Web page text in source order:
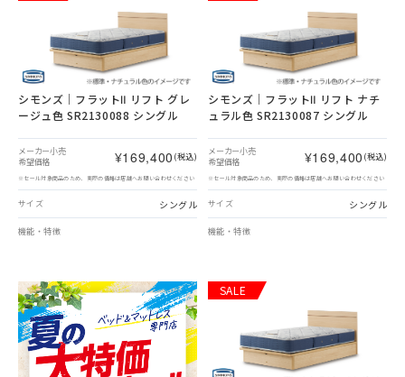
シモンズ｜フラットⅡ リフト グレ
ージュ色 SR2130088 シングル
メーカー小売
希望価格
¥169,400 (税込)
※セール対象商品のため、実際の価格は店舗へお問い合わせください
サイズ シングル
機能・特徴
シモンズ｜フラットⅡ リフト ナチ
ュラル色 SR2130087 シングル
メーカー小売
希望価格
¥169,400 (税込)
※セール対象商品のため、実際の価格は店舗へお問い合わせください
サイズ シングル
機能・特徴
SALE